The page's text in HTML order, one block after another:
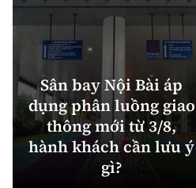
Sân bay Nội Bài áp
dụng phân luồng giao
thông mới từ 3/8,
hành khách cần lưu ý
gì?